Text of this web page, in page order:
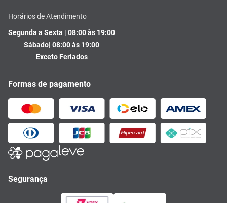
Horários de Atendimento
Segunda a Sexta | 08:00 às 19:00
Sábado| 08:00 às 19:00
Exceto Feriados
Formas de pagamento
Segurança